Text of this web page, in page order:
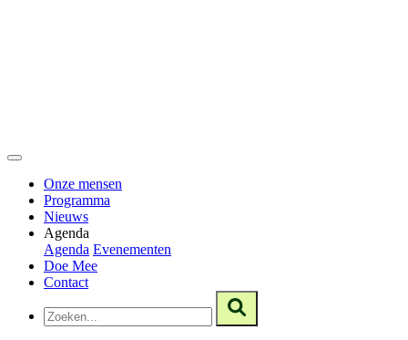
Onze mensen
Programma
Nieuws
Agenda
Agenda Evenementen
Doe Mee
Contact